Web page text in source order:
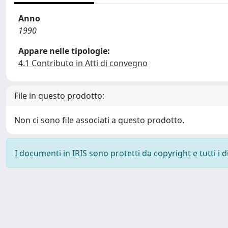
Anno
1990
Appare nelle tipologie:
4.1 Contributo in Atti di convegno
File in questo prodotto:
Non ci sono file associati a questo prodotto.
I documenti in IRIS sono protetti da copyright e tutti i